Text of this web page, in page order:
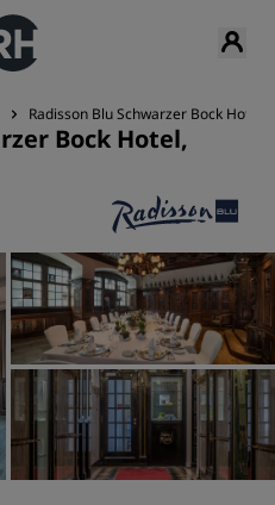
Radisson Blu Schwarzer Bock Hotel,
Bock Hotel,